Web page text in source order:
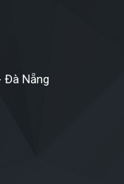
Đà Nẵng